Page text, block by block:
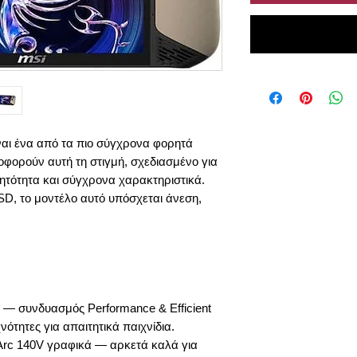
ένα από τα πιο σύγχρονα φορητά
αυτή τη στιγμή, σχεδιασμένο για
και σύγχρονα χαρακτηριστικά.
το μοντέλο αυτό υπόσχεται άνεση,
— συνδυασμός Performance & Efficient
για απαιτητικά παιχνίδια.
140V γραφικά — αρκετά καλά για